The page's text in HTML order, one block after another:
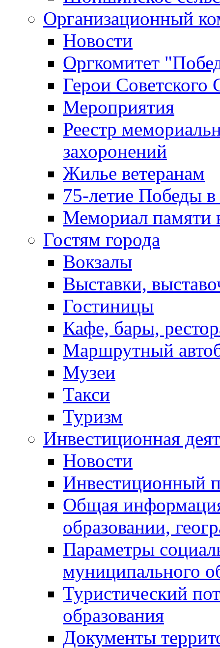
Организационный
Новости
Оргкомитет
Герои Советского
Мероприятия
Реестр
захоронений
Жилье ветеранам
75-летие Победы
Мемориал памяти
Гостям города
Вокзалы
Выставки,
Гостиницы
Кафе, бары,
Маршрутный
Музеи
Такси
Туризм
Инвестиционная
Новости
Инвестиционный
Общая
образовании,
Параметры
муниципального
Туристический
образования
Документы